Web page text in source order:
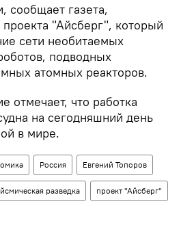
сообщает газета,
"Айсберг", который
сети необитаемых
подводных
атомных реакторов.
отмечает, что работка
на сегодняшний день
в мире.
Россия Евгений Топоров
разведка проект "Айсберг"